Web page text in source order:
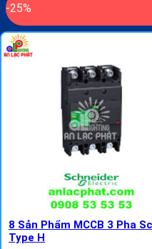
-25%
8 Sản Phẩm MCCB 3 Pha
Type H